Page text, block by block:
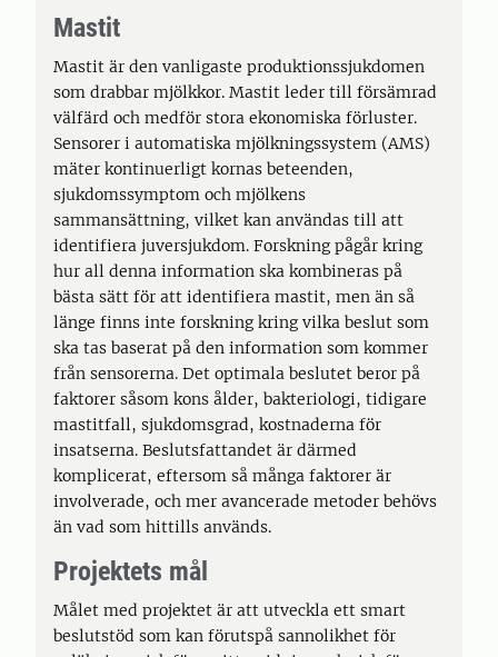
Mastit
Mastit är den vanligaste produktionssjukdomen
som drabbar mjölkkor. Mastit leder till försämrad
välfärd och medför stora ekonomiska förluster.
Sensorer i automatiska mjölkningssystem (AMS)
mäter kontinuerligt kornas beteenden,
sjukdomssymptom och mjölkens
sammansättning, vilket kan användas till att
identifiera juversjukdom. Forskning pågår kring
hur all denna information ska kombineras på
bästa sätt för att identifiera mastit, men än så
länge finns inte forskning kring vilka beslut som
ska tas baserat på den information som kommer
från sensorerna. Det optimala beslutet beror på
faktorer såsom kons ålder, bakteriologi, tidigare
mastitfall, sjukdomsgrad, kostnaderna för
insatserna. Beslutsfattandet är därmed
komplicerat, eftersom så många faktorer är
involverade, och mer avancerade metoder behövs
än vad som hittills används.
Projektets mål
Målet med projektet är att utveckla ett smart
beslutstöd som kan förutspå sannolikhet för